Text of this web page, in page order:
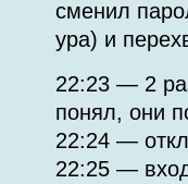
сменил
ура) и
22:23 — 2
понял, они
22:24 —
22:25 —